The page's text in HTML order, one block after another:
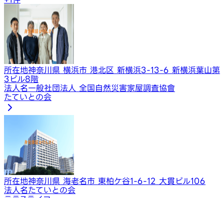
所在地神奈川県 横浜市 港北区 新横浜3-13-6 新横浜葉山第
3ビル8階
法人名一般社団法人 全国自然災害家屋調査協會
たていとの会
所在地神奈川県 海老名市 東柏ケ谷1-6-12 大貫ビル106
法人名たていとの会